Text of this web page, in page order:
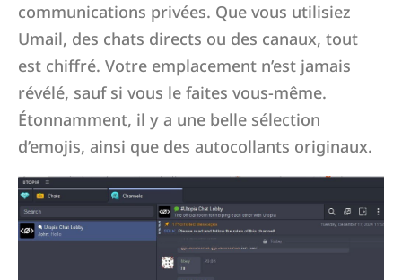
communications privées. Que vous utilisiez
Umail, des chats directs ou des canaux, tout
est chiffré. Votre emplacement n’est jamais
révélé, sauf si vous le faites vous-même.
Étonnamment, il y a une belle sélection
d’emojis, ainsi que des autocollants originaux.